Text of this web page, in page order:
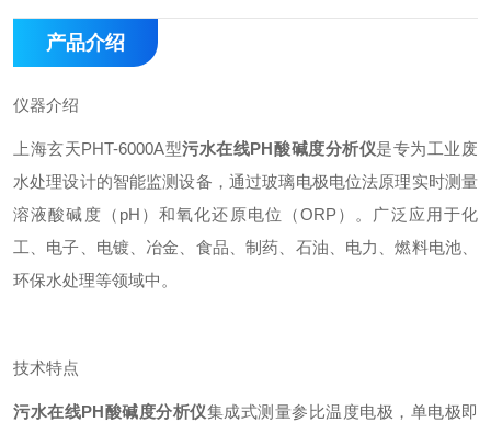
产品介绍
仪器介绍
上海玄天PHT-6000A型污水在线PH酸碱度分析仪是专为工业废
水处理设计的智能监测设备，通过玻璃电极电位法原理实时测量
溶液酸碱度（pH）和氧化还原电位（ORP）。广泛应用于化
工、电子、电镀、冶金、食品、制药、石油、电力、燃料电池、
环保水处理等领域中。
技术特点
污水在线PH酸碱度分析仪集成式测量参比温度电极，单电极即